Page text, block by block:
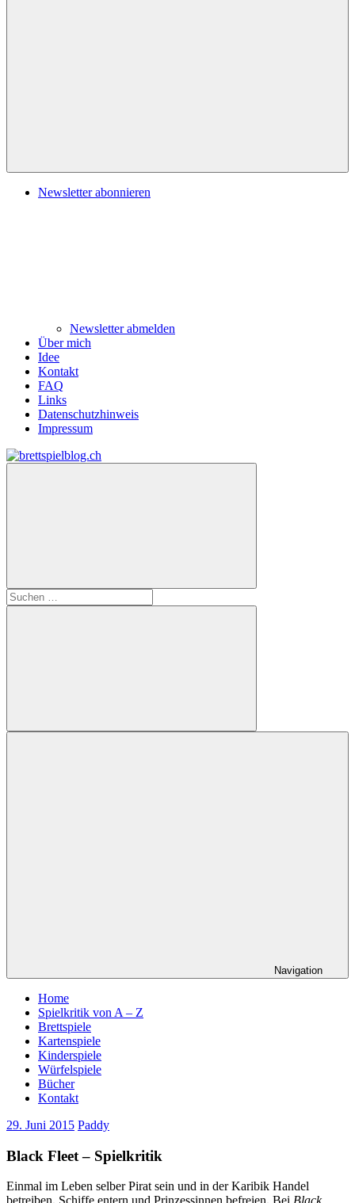
Newsletter abonnieren
Newsletter abmelden
Über mich
Idee
Kontakt
FAQ
Links
Datenschutzhinweis
Impressum
Zum
Inhalt
Suchen
nach:
Suchen
Navigation
Home
Spielkritik von A – Z
Brettspiele
Kartenspiele
Kinderspiele
Würfelspiele
Bücher
Kontakt
29. Juni 2015 Paddy
Black Fleet – Spielkritik
Einmal im Leben selber Pirat sein und in der Karibik Handel